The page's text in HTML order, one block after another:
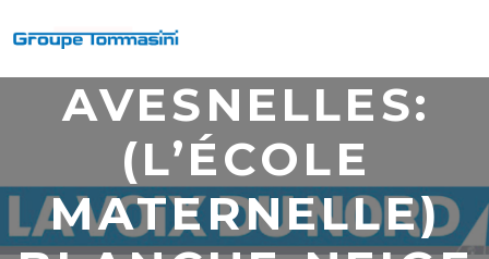
AVESNELLES:
(L’ÉCOLE
MATERNELLE)